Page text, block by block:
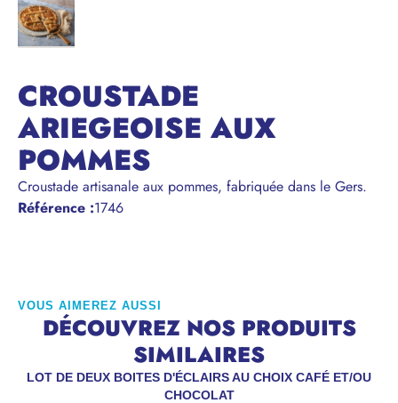
CROUSTADE
ARIEGEOISE AUX
POMMES
Croustade artisanale aux pommes, fabriquée dans le Gers.
Référence :1746
VOUS AIMEREZ AUSSI
DÉCOUVREZ NOS PRODUITS
SIMILAIRES
LOT DE DEUX BOITES D'ÉCLAIRS AU CHOIX CAFÉ ET/OU
CHOCOLAT